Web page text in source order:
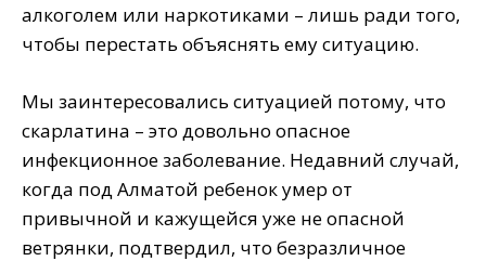
алкоголем или наркотиками – лишь ради того,
чтобы перестать объяснять ему ситуацию.
Мы заинтересовались ситуацией потому, что
скарлатина – это довольно опасное
инфекционное заболевание. Недавний случай,
когда под Алматой ребенок умер от
привычной и кажущейся уже не опасной
ветрянки, подтвердил, что безразличное